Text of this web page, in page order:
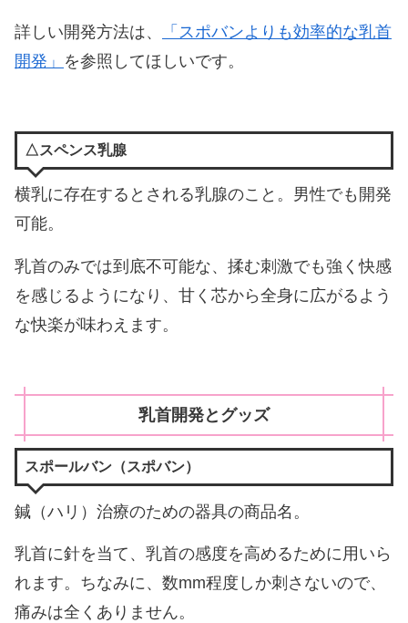
詳しい開発方法は、
「スポバンよりも効率的な乳首
開発」 を参照してほしいです。
△スペンス乳腺
横乳に存在するとされる乳腺のこと。男性でも開発
可能。
乳首のみでは到底不可能な、揉む刺激でも強く快感
を感じるようになり、甘く芯から全身に広がるよう
な快楽が味わえます。
乳首開発とグッズ
スポールバン（スポバン）
鍼（ハリ）治療のための器具の商品名。
乳首に針を当て、乳首の感度を高めるために用いら
れます。ちなみに、数mm程度しか刺さないので、
痛みは全くありません。